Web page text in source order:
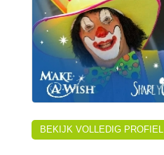
BEKIJK VOLLEDIG PROFIEL